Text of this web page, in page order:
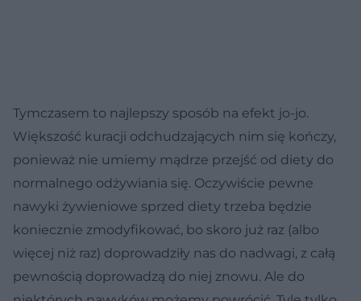
Tymczasem to najlepszy sposób na efekt jo-jo.
Większość kuracji odchudzających nim się kończy,
ponieważ nie umiemy mądrze przejść od diety do
normalnego odżywiania się. Oczywiście pewne
nawyki żywieniowe sprzed diety trzeba będzie
koniecznie zmodyfikować, bo skoro już raz (albo
więcej niż raz) doprowadziły nas do nadwagi, z całą
pewnością doprowadzą do niej znowu. Ale do